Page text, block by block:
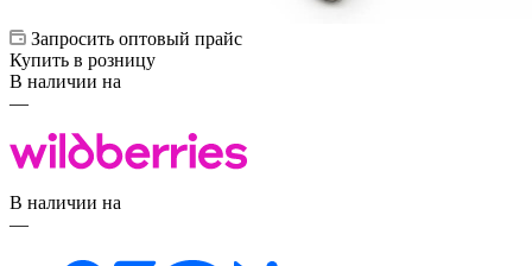
Запросить оптовый прайс
Купить в розницу
В наличии на
—
В наличии на
—